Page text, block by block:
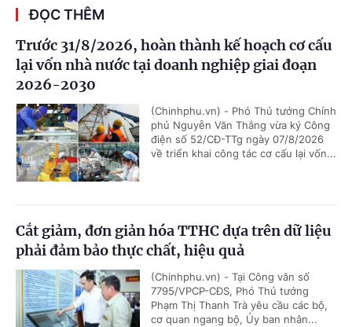
ĐỌC THÊM
Trước 31/8/2026, hoàn thành kế hoạch cơ cấu
lại vốn nhà nước tại doanh nghiệp giai đoạn
2026-2030
(Chinhphu.vn) - Phó Thủ tướng Chính
phủ Nguyễn Văn Thắng vừa ký Công
điện số 52/CĐ-TTg ngày 07/8/2026
về triển khai công tác cơ cấu lại vốn...
Cắt giảm, đơn giản hóa TTHC dựa trên dữ liệu
phải đảm bảo thực chất, hiệu quả
(Chinhphu.vn) - Tại Công văn số
7795/VPCP-CĐS, Phó Thủ tướng
Phạm Thị Thanh Trà yêu cầu các bộ,
cơ quan ngang bộ, Ủy ban nhân...